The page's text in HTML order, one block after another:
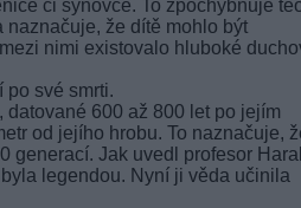
či synovce. To zpochybňuje
naznačuje, že dítě mohlo být
nimi existovalo hluboké
po své smrti.
datované 600 až 800 let po jejím
od jejího hrobu. To naznačuje,
generací. Jak uvedl profesor
legendou. Nyní ji věda učinila